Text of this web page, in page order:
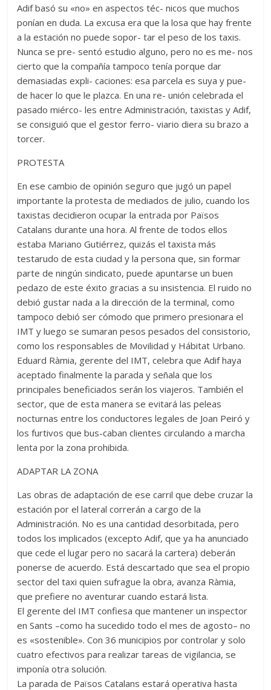
Adif basó su «no» en aspectos téc- nicos que muchos
ponían en duda. La excusa era que la losa que hay frente
a la estación no puede sopor- tar el peso de los taxis.
Nunca se pre- sentó estudio alguno, pero no es me- nos
cierto que la compañía tampoco tenía porque dar
demasiadas expli- caciones: esa parcela es suya y pue-
de hacer lo que le plazca. En una re- unión celebrada el
pasado miérco- les entre Administración, taxistas y Adif,
se consiguió que el gestor ferro- viario diera su brazo a
torcer.
PROTESTA
En ese cambio de opinión seguro que jugó un papel
importante la protesta de mediados de julio, cuando los
taxistas decidieron ocupar la entrada por Països
Catalans durante una hora. Al frente de todos ellos
estaba Mariano Gutiérrez, quizás el taxista más
testarudo de esta ciudad y la persona que, sin formar
parte de ningún sindicato, puede apuntarse un buen
pedazo de este éxito gracias a su insistencia. El ruido no
debió gustar nada a la dirección de la terminal, como
tampoco debió ser cómodo que primero presionara el
IMT y luego se sumaran pesos pesados del consistorio,
como los responsables de Movilidad y Hábitat Urbano.
Eduard Ràmia, gerente del IMT, celebra que Adif haya
aceptado finalmente la parada y señala que los
principales beneficiados serán los viajeros. También el
sector, que de esta manera se evitará las peleas
nocturnas entre los conductores legales de Joan Peiró y
los furtivos que bus-caban clientes circulando a marcha
lenta por la zona prohibida.
ADAPTAR LA ZONA
Las obras de adaptación de ese carril que debe cruzar la
estación por el lateral correrán a cargo de la
Administración. No es una cantidad desorbitada, pero
todos los implicados (excepto Adif, que ya ha anunciado
que cede el lugar pero no sacará la cartera) deberán
ponerse de acuerdo. Está descartado que sea el propio
sector del taxi quien sufrague la obra, avanza Ràmia,
que prefiere no aventurar cuando estará lista.
El gerente del IMT confiesa que mantener un inspector
en Sants –como ha sucedido todo el mes de agosto– no
es «sostenible». Con 36 municipios por controlar y solo
cuatro efectivos para realizar tareas de vigilancia, se
imponía otra solución.
La parada de Països Catalans estará operativa hasta